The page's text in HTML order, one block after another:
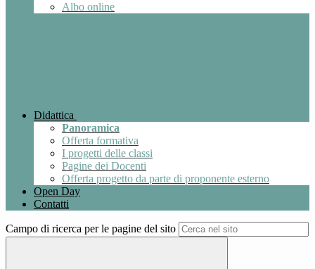
Albo online
Didattica
Panoramica
Offerta formativa
I progetti delle classi
Pagine dei Docenti
Offerta progetto da parte di proponente esterno
Open Day
Contatti
Campo di ricerca per le pagine del sito